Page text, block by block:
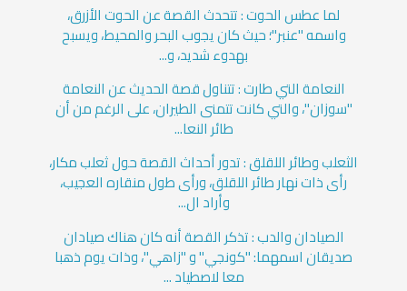
لما عطس الحوت : تتحدث القصة عن الحوت الأزرق،
واسمه "عنبر"؛ حيث كان يجوب البحر والمحيط، ويسبح
بهدوء شديد، و...
النعامة التي طارت : تتناول قصة الحديث عن النعامة
"سوزان"، والتي كانت تتمنى الطيران، على الرغم من أن
طائر النعا...
الثعلب وطائر اللقلق : تدور أحداث القصة حول ثعلب مكار،
رأى ذات نهار طائر اللقلق، ورأى طول منقاره العجيب،
وأراد ال...
الصيادان والدب : تذكر القصة أنه كان هناك صيادان
صديقان اسمهما: "كونجي" و "زاهي"، وذات يوم ذهبا
معا لاصطياد ...